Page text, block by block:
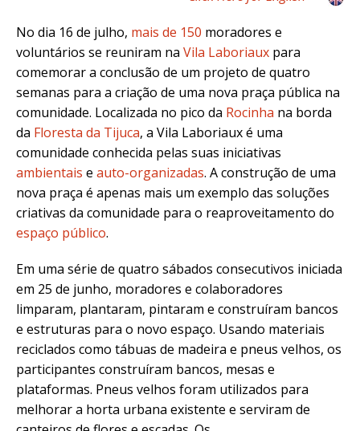
No dia 16 de julho, mais de 150 moradores e
voluntários se reuniram na Vila Laboriaux para
comemorar a conclusão de um projeto de quatro
semanas para a criação de uma nova praça pública na
comunidade. Localizada no pico da Rocinha na borda
da Floresta da Tijuca, a Vila Laboriaux é uma
comunidade conhecida pelas suas iniciativas
ambientais e auto-organizadas. A construção de uma
nova praça é apenas mais um exemplo das soluções
criativas da comunidade para o reaproveitamento do
espaço público.
Em uma série de quatro sábados consecutivos iniciada
em 25 de junho, moradores e colaboradores
limparam, plantaram, pintaram e construíram bancos
e estruturas para o novo espaço. Usando materiais
reciclados como tábuas de madeira e pneus velhos, os
participantes construíram bancos, mesas e
plataformas. Pneus velhos foram utilizados para
melhorar a horta urbana existente e serviram de